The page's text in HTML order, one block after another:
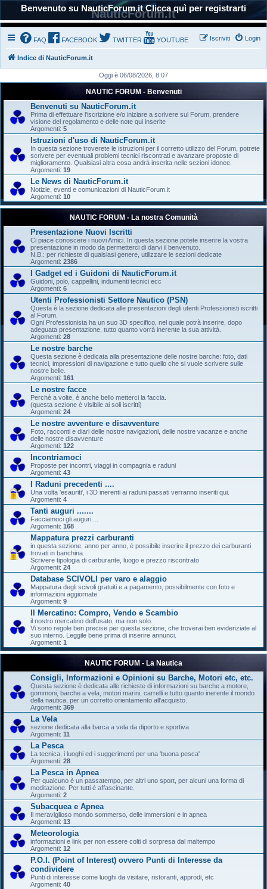
Benvenuto su NauticForum.it Clicca quì per registrarti
NauticForum.it
FAQ FACEBOOK TWITTER YOUTUBE Login
Iscriviti
Indice di NauticForum.it
Oggi è 06/08/2026, 8:07
NAUTIC FORUM - Benvenuti
Benvenuti su NauticForum.it
Prima di effettuare l'iscrizione e/o iniziare a scrivere sul Forum, prendere
visione del regolamento e delle note qui inserite
Argomenti: 5
Istruzioni d'uso di NauticForum.it
In questa sezione troverete le istruzioni per il corretto utilizzo del Forum, potrete
scrivere per eventuali problemi tecnici riscontrati e avanzare proposte di
miglioramento. Qualsiasi altra cosa andrà inserita nelle sezioni idonee.
Argomenti: 19
Le News di NauticForum.it
Notizie, eventi e comunicazioni di NauticForum.it
Argomenti: 10
NAUTIC FORUM - La nostra Comunità
Presentazione Nuovi Iscritti
Ci piace conoscere i nuovi Amici. In questa sezione potete inserire la vostra
presentazione in modo da permetterci di darvi il benvenuto.
N.B.: per richieste di qualsiasi genere, utilizzare le sezioni dedicate
Argomenti: 2386
I Gadget ed i Guidoni di NauticForum.it
Guidoni, polo, cappellini, indumenti tecnici ecc
Argomenti: 6
Utenti Professionisti Settore Nautico (PSN)
Questa è la sezione dedicata alle presentazioni degli utenti Professionisti iscritti
al Forum.
Ogni Professionista ha un suo 3D specifico, nel quale potrà inserire, dopo
adeguata presentazione, tutto quanto vorrà inerente la sua attività.
Argomenti: 28
Le nostre barche
Questa sezione è dedicata alla presentazione delle nostre barche: foto, dati
tecnici, impressioni di navigazione e tutto quello che si vuole scrivere sulle
nostre belle.
Argomenti: 161
Le nostre facce
Perchè a volte, è anche bello metterci la faccia.
(questa sezione è visibile ai soli iscritti)
Argomenti: 24
Le nostre avventure e disavventure
Foto, racconti e diari delle nostre navigazioni, delle nostre vacanze e anche
delle nostre disavventure
Argomenti: 122
Incontriamoci
Proposte per incontri, viaggi in compagnia e raduni
Argomenti: 43
I Raduni precedenti ....
Una volta 'esauriti', i 3D inerenti ai raduni passati verranno inseriti qui.
Argomenti: 4
Tanti auguri .......
Facciamoci gli auguri....
Argomenti: 168
Mappatura prezzi carburanti
in questa sezione, anno per anno, è possibile inserire il prezzo dei carburanti
trovati in banchina.
Scrivere tipologia di carburante, luogo e prezzo riscontrato
Argomenti: 24
Database SCIVOLI per varo e alaggio
Mappatura degli scivoli gratuiti e a pagamento, possibilmente con foto e
informazioni aggiornate
Argomenti: 9
Il Mercatino: Compro, Vendo e Scambio
il nostro mercatino dell'usato, ma non solo.
Vi sono regole ben precise per questa sezione, che troverai ben evidenziate al
suo interno. Leggile bene prima di inserire annunci.
Argomenti: 1
NAUTIC FORUM - La Nautica
Consigli, Informazioni e Opinioni su Barche, Motori etc, etc.
Questa sezione è dedicata alle richieste di informazioni su barche a motore,
gommoni, barche a vela, motori marini, carrelli e tutto quanto inerente il mondo
della nautica, per un corretto orientamento all'acquisto.
Argomenti: 369
La Vela
sezione dedicata alla barca a vela da diporto e sportiva
Argomenti: 11
La Pesca
La tecnica, i luoghi ed i suggerimenti per una 'buona pesca'
Argomenti: 28
La Pesca in Apnea
Per qualcuno è un passatempo, per altri uno sport, per alcuni una forma di
meditazione. Per tutti è affascinante.
Argomenti: 2
Subacquea e Apnea
Il meraviglioso mondo sommerso, delle immersioni e in apnea
Argomenti: 13
Meteorologia
informazioni e link per non essere colti di sorpresa dal maltempo
Argomenti: 12
P.O.I. (Point of Interest) ovvero Punti di Interesse da
condividere
Punti di interesse come luoghi da visitare, ristoranti, approdi, etc
Argomenti: 40